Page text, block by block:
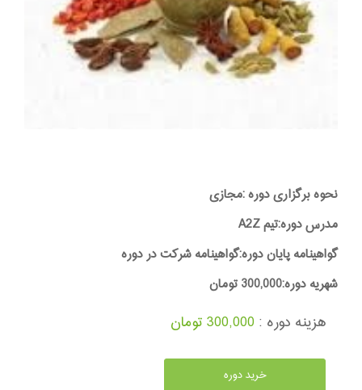
نحوه برگزاری دوره :مجازی
مدرس دوره:تیم A2Z
گواهینامه پایان دوره:گواهینامه شرکت در دوره
شهریه دوره:300,000 تومان
هزینه دوره : 300,000 تومان
خرید دوره